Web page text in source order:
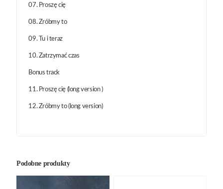
07. Proszę cię
08. Zróbmy to
09. Tu i teraz
10. Zatrzymać czas
Bonus track
11. Proszę cię (long version )
12. Zróbmy to (long version)
Podobne produkty